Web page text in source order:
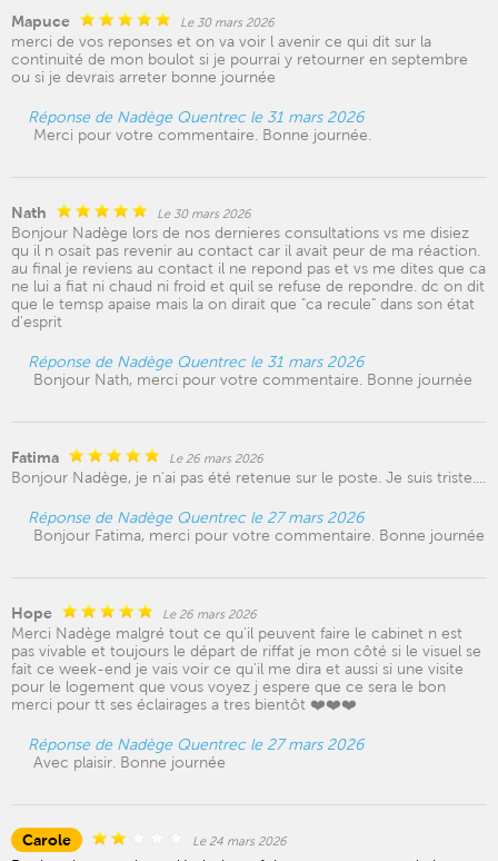
Mapuce Le 30 mars 2026
merci de vos reponses et on va voir l avenir ce qui dit sur la
continuité de mon boulot si je pourrai y retourner en septembre
ou si je devrais arreter bonne journée
Réponse de Nadège Quentrec le 31 mars 2026
Merci pour votre commentaire. Bonne journée.
Nath Le 30 mars 2026
Bonjour Nadège lors de nos dernieres consultations vs me disiez
qu il n osait pas revenir au contact car il avait peur de ma réaction.
au final je reviens au contact il ne repond pas et vs me dites que ca
ne lui a fiat ni chaud ni froid et quil se refuse de repondre. dc on dit
que le temsp apaise mais la on dirait que "ca recule" dans son état
d'esprit
Réponse de Nadège Quentrec le 31 mars 2026
Bonjour Nath, merci pour votre commentaire. Bonne journée
Fatima Le 26 mars 2026
Bonjour Nadège, je n'ai pas été retenue sur le poste. Je suis triste....
Réponse de Nadège Quentrec le 27 mars 2026
Bonjour Fatima, merci pour votre commentaire. Bonne journée
Hope Le 26 mars 2026
Merci Nadège malgré tout ce qu'il peuvent faire le cabinet n est
pas vivable et toujours le départ de riffat je mon côté si le visuel se
fait ce week-end je vais voir ce qu'il me dira et aussi si une visite
pour le logement que vous voyez j espere que ce sera le bon
merci pour tt ses éclairages a tres bientôt ❤️❤️❤️
Réponse de Nadège Quentrec le 27 mars 2026
Avec plaisir. Bonne journée
Carole Le 24 mars 2026